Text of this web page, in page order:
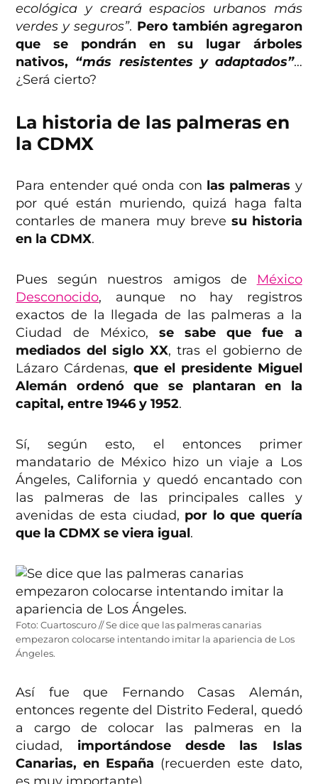
ecológica y creará espacios urbanos más
verdes y seguros”. Pero también agregaron
que se pondrán en su lugar árboles
nativos, “más resistentes y adaptados”…
¿Será cierto?
La historia de las palmeras en
la CDMX
Para entender qué onda con las palmeras y
por qué están muriendo, quizá haga falta
contarles de manera muy breve su historia
en la CDMX.
Pues según nuestros amigos de
México
Desconocido, aunque no hay registros
exactos de la llegada de las palmeras a la
Ciudad de México, se sabe que fue a
mediados del siglo XX, tras el gobierno de
Lázaro Cárdenas,que el presidente Miguel
Alemán ordenó que se plantaran en la
capital, entre 1946 y 1952.
Sí, según esto, el entonces primer
mandatario de México hizo un viaje a Los
Ángeles, California y quedó encantado con
las palmeras de las principales calles y
avenidas de esta ciudad, por lo que quería
que la CDMX se viera igual.
Foto: Cuartoscuro // Se dice que las palmeras canarias
empezaron colocarse intentando imitar la apariencia de Los
Ángeles.
Así fue que Fernando Casas Alemán,
entonces regente del Distrito Federal, quedó
a cargo de colocar las palmeras en la
ciudad, importándose desde las Islas
Canarias, en España (recuerden este dato,